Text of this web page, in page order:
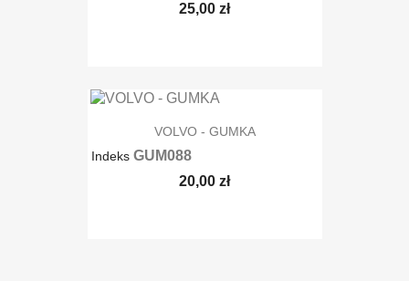
25,00 zł
VOLVO - GUMKA
Indeks GUM088
20,00 zł